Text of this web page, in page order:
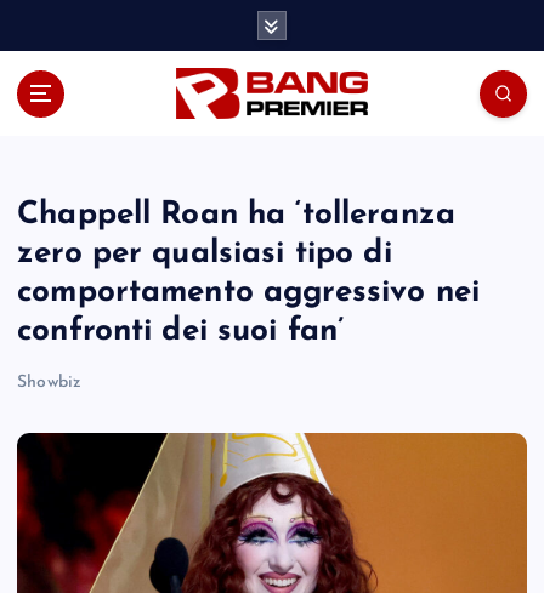
Chappell Roan ha ‘tolleranza
zero per qualsiasi tipo di
comportamento aggressivo nei
confronti dei suoi fan’
Showbiz